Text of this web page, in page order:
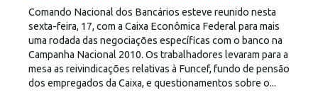
Comando Nacional dos Bancários esteve reunido nesta
sexta-feira, 17, com a Caixa Econômica Federal para mais
uma rodada das negociações específicas com o banco na
Campanha Nacional 2010. Os trabalhadores levaram para a
mesa as reivindicações relativas à Funcef, fundo de pensão
dos empregados da Caixa, e questionamentos sobre o...